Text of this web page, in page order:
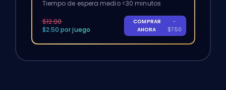
Tiempo de espera medio <30 minutos
$12.00
$2.50 por juego
COMPRAR
AHORA
-
$7.50